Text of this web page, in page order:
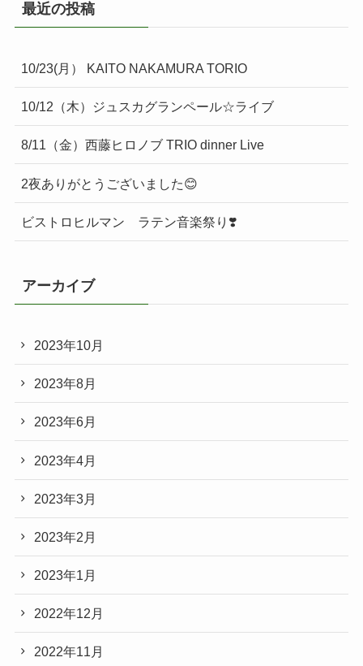
最近の投稿
10/23(月） KAITO NAKAMURA TORIO
10/12（木）ジュスカグランペール☆ライブ
8/11（金）西藤ヒロノブ TRIO dinner Live
2夜ありがとうございました😊
ビストロヒルマン ラテン音楽祭り❣️
アーカイブ
2023年10月
2023年8月
2023年6月
2023年4月
2023年3月
2023年2月
2023年1月
2022年12月
2022年11月